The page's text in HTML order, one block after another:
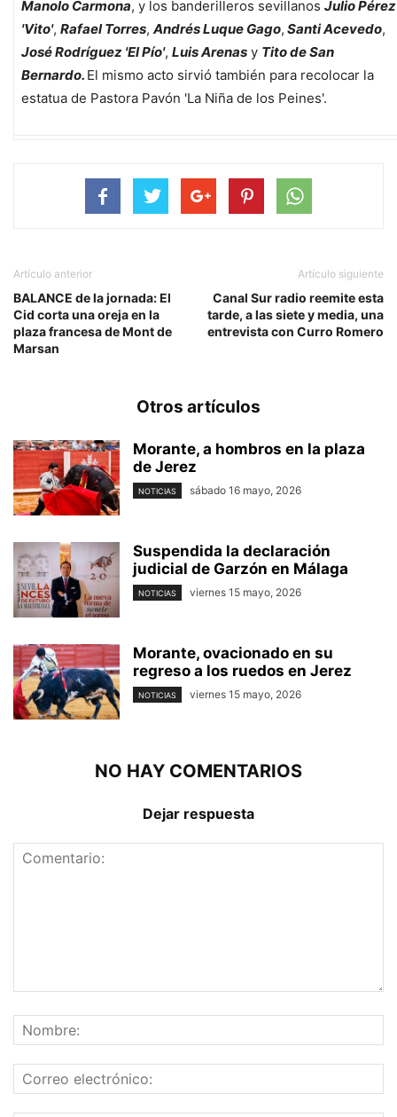
Manolo Carmona, y los banderilleros sevillanos Julio Pérez
'Vito', Rafael Torres, Andrés Luque Gago, Santi Acevedo,
José Rodríguez 'El Pío', Luis Arenas y Tito de San
Bernardo. El mismo acto sirvió también para recolocar la
estatua de Pastora Pavón 'La Niña de los Peines'.
Artículo anterior
BALANCE de la jornada: El
Cid corta una oreja en la
plaza francesa de Mont de
Marsan
Artículo siguiente
Canal Sur radio reemite esta
tarde, a las siete y media, una
entrevista con Curro Romero
Otros artículos
Morante, a hombros en la plaza
de Jerez
NOTICIAS sábado 16 mayo, 2026
Suspendida la declaración
judicial de Garzón en Málaga
NOTICIAS viernes 15 mayo, 2026
Morante, ovacionado en su
regreso a los ruedos en Jerez
NOTICIAS viernes 15 mayo, 2026
NO HAY COMENTARIOS
Dejar respuesta